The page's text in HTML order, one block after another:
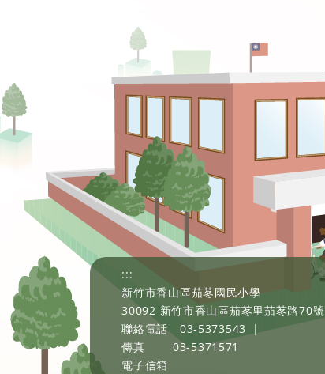
:::
新竹市香山區茄苳國民小學
30092 新竹市香山區茄苳里茄苳路70號
聯絡電話
03-5373543
|
傳真
03-5371571
電子信箱